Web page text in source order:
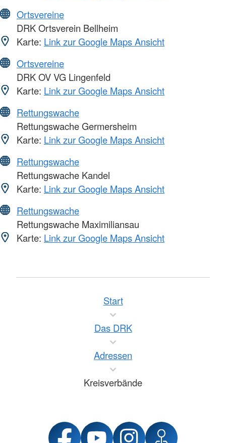
Ortsvereine
DRK Ortsverein Bellheim
Karte: Link zur Google Maps Ansicht
Ortsvereine
DRK OV VG Lingenfeld
Karte: Link zur Google Maps Ansicht
Rettungswache
Rettungswache Germersheim
Karte: Link zur Google Maps Ansicht
Rettungswache
Rettungswache Kandel
Karte: Link zur Google Maps Ansicht
Rettungswache
Rettungswache Maximiliansau
Karte: Link zur Google Maps Ansicht
Start
Das DRK
Adressen
Kreisverbände